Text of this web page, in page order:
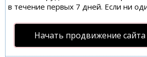
в течение первых 7 дней. Если ни
Начать продвижение сайта